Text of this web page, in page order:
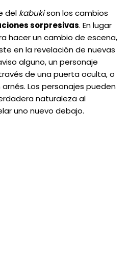
del kabukison los cambios
sorpresivas. En lugar
hacer un cambio de escena,
en la revelación de nuevas
alguno, un personaje
de una puerta oculta, o
Los personajes pueden
naturaleza al
uno nuevo debajo.